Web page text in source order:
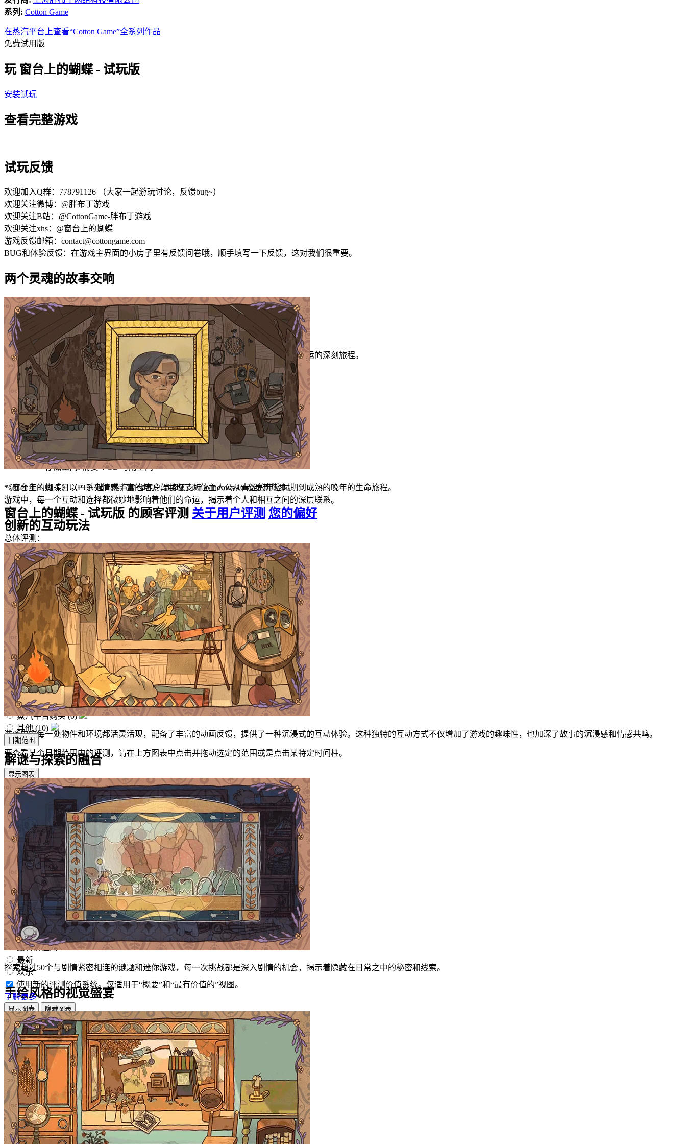
系列: Cotton Game
在蒸汽平台上查看“Cotton Game”全系列作品
免费试用版
玩 窗台上的蝴蝶 - 试玩版
安装试玩
查看完整游戏
试玩反馈
欢迎加入Q群：778791126 （大家一起游玩讨论，反馈bug~）
欢迎关注微博：@胖布丁游戏
欢迎关注B站：@CottonGame-胖布丁游戏
欢迎关注xhs：@窗台上的蝴蝶
游戏反馈邮箱：contact@cottongame.com
BUG和体验反馈：在游戏主界面的小房子里有反馈问卷哦，顺手填写一下反馈，这对我们很重要。
两个灵魂的故事交响
《窗台上的蝴蝶》以一系列情感丰富的场景，展现了两位主人公从青涩的年轻时期到成熟的晚年的生命旅程。
游戏中，每一个互动和选择都微妙地影响着他们的命运，揭示着个人和相互之间的深层联系。
创新的互动玩法
游戏中的每一处物件和环境都活灵活现，配备了丰富的动画反馈，提供了一种沉浸式的互动体验。这种独特的互动方式不仅增加了游戏的趣味性，也加深了故事的沉浸感和情感共鸣。
解谜与探索的融合
探索超过50个与剧情紧密相连的谜题和迷你游戏，每一次挑战都是深入剧情的机会，揭示着隐藏在日常之中的秘密和线索。
手绘风格的视觉盛宴
关于此试用版
在旅程中，体会微小互动如何在无声中讲述感人至深的故事，探索关于爱、选择和命运的深刻旅程。
系统需求
最低配置:
操作系统 *:
Windows 7
处理器:Intel(R) Core(TM) i5-4590 CPU @3.3GHz
内存:4 GB RAM
显卡:Intel GMA 950
存储空间:需要 4 GB 可用空间
*2024 年 1 月 1 日（PT）起，蒸汽平台客户端将仅支持 Windows 10 及更新版本。
窗台上的蝴蝶 - 试玩版 的顾客评测 关于用户评测 您的偏好
总体评测：
好评 (10 篇评测)
评测结果
全部(10)
好评 (9)
差评 (1)
购得方式
全部(10)
蒸汽平台购买(0)
其他(10)
日期范围
要查看某个日期范围内的评测，请在上方图表中点击并拖动选定的范围或是点击某特定时间柱。
显示图表
总计
仅限特定范围（在上述图表中选择）
排除特定范围（在上述图表中选择）
游戏时间
按用户的游戏时间筛选此评测撰写时的评测：
无最低限制
超过 1 小时
无最低限制至无最高限制
所有设备上
主要在 Steam Deck 上
显示
按选择的显示顺序显示评测
概要
最有价值的
最新
欢乐
使用新的评测价值系统。仅适用于“概要”和“最有价值的”视图。
了解更多
显示图表 隐藏图表
筛选条件
排除跑题评测活动
游戏时间：
大部分在 Steam Deck 上
操作系统:
CPU:
GPU:
设备类型: